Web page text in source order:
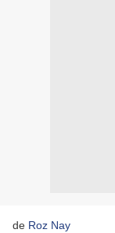
de Roz Nay